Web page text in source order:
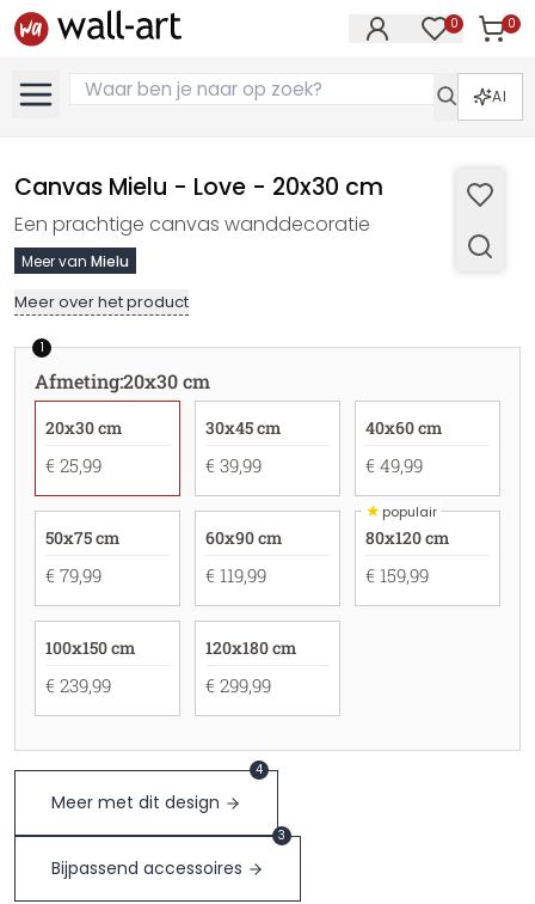
0 0
AI
Canvas Mielu - Love - 20x30 cm
Een prachtige canvas wanddecoratie
Meer van Mielu
Meer over het product
1
Afmeting:20x30 cm
20x30 cm
€ 25,99
30x45 cm
€ 39,99
40x60 cm
€ 49,99
50x75 cm
€ 79,99
60x90 cm
€ 119,99
★populair
80x120 cm
€ 159,99
100x150 cm
€ 239,99
120x180 cm
€ 299,99
Meer met dit design
4
Bijpassend accessoires
3